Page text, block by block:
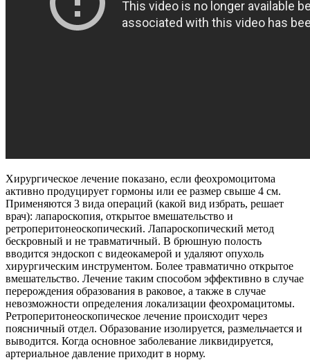
Хирургическое лечение показано, если феохромоцитома
активно продуцирует гормоны или ее размер свыше 4 см.
Применяются 3 вида операций (какой вид избрать, решает
врач): лапароскопия, открытое вмешательство и
ретроперитонеоскопический. Лапароскопический метод
бескровный и не травматичный. В брюшную полость
вводится эндоскоп с видеокамерой и удаляют опухоль
хирургическим инструментом. Более травматично открытое
вмешательство. Лечение таким способом эффективно в случае
перерождения образования в раковое, а также в случае
невозможности определения локализации феохромацитомы.
Ретроперитонеоскопическое лечение происходит через
поясничный отдел. Образование изолируется, размельчается и
выводится. Когда основное заболевание ликвидируется,
артериальное давление приходит в норму.